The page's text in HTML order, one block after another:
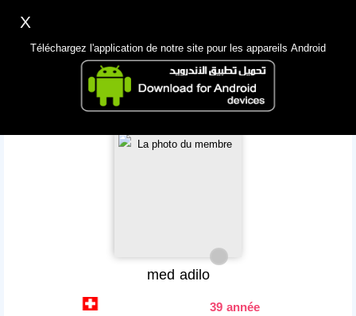
App Mobile
med adilo
39 année
X
Téléchargez l'application de notre site pour les appareils Android